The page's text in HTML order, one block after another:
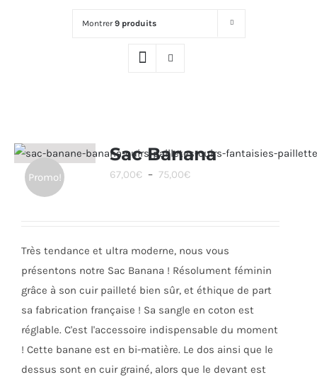
Montrer9 produits
Promo!
Sac Banana
67,00€ – 75,00€Plage
à
75,00€
Très tendance et ultra moderne, nous vous
présentons notre Sac Banana ! Résolument féminin
grâce à son cuir pailleté bien sûr, et éthique de part
sa fabrication française ! Sa sangle en coton est
réglable. C'est l'accessoire indispensable du moment
! Cette banane est en bi-matière. Le dos ainsi que le
dessus sont en cuir grainé, alors que le devant est